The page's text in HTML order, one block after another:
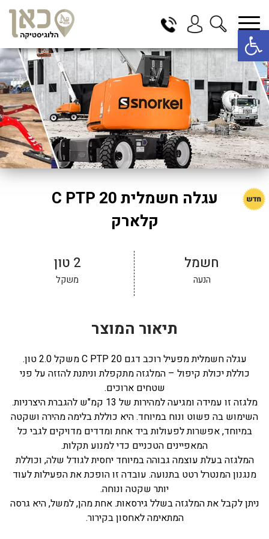
פתח סרגל נגישות
בחר תתקטגוריה בחר מיקום
הכל
בדרום
בצפון
במרכז
תל אביב
ירושלים
באר שבע
עגלה חשמלית 20 C PTP
קלארק
חשמל
הנעה
2 טון
משקל
תיאור המוצר
עגלה חשמלית מפעיל רוכב דגם 20 C PTP משקל 2.0 טון.
כוללת יכולת קיפול – המלגזה מתקפלת וניתנת להזזה על פני
שטחים ארוכים.
מלגזה זו עמידה ומגיעה למהירות של 13 קמ"ש להגברת היצרניות.
השימוש בה פשוט ונוח במיוחד. היא כוללת בלימה מהירה ושקטה
במיוחד, אפשרות לפעולות ביד אחת ומדדים מדויקים לגבי כל
המאפיינים הטכניים כדי למנוע תקלות.
המלגזה בעלת עוצמה גבוהה במיוחד יחסית לגודל שלה, וכוללת
מנגנון המנטרל רטט בתנועה. עובדה זו הופכת את הפעילות לעוד
יותר שקטה ונוחה.
ניתן לקבל את המלגזה בשלל גירסאות. אחת מהן, למשל, היא גרסה
המתאימה לאחסון בקירור.